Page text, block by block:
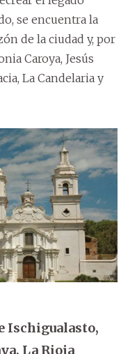
se encuentra la
de la ciudad y, por
Caroya, Jesús
La Candelaria y
Ischigualasto,
La Rioja